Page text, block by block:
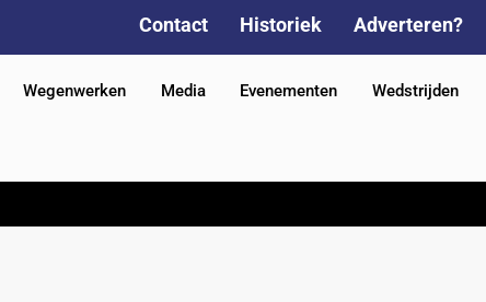
Contact Historiek Adverteren?
Wegenwerken Media Evenementen Wedstrijden